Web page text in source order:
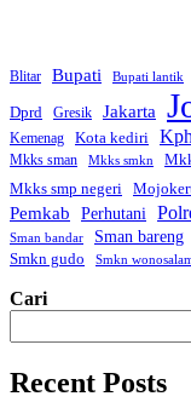
Blitar Bupati Bupati lantik
Dprd Gresik Jakarta
Kemenag Kota kediri Kph
Mkks sman Mkks smkn
Mkks smp negeri
Pemkab Perhutani
Sman bandar Sman bareng
Smkn gudo Smkn
Cari
Recent Posts